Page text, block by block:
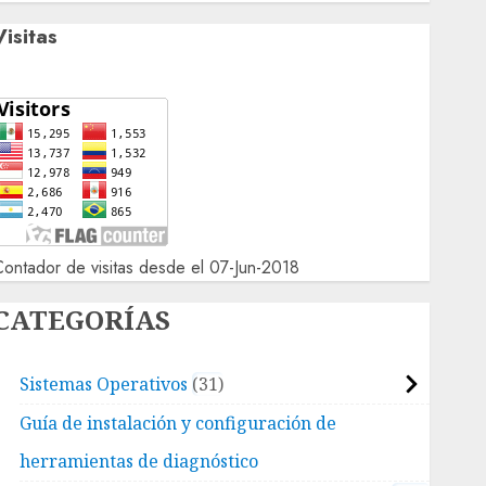
de visitas desde el 07-Jun-2018
Sistemas Operativos 31
Guía de instalación y configuración de
herramientas de diagnóstico